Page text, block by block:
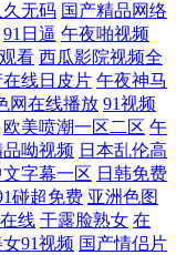
久无码 国产精品网络
91日逼 午夜啪视频
看 西瓜影院视频全
在线日皮片 午夜神马
网在线播放 91视频
欧美喷潮一区二区 午
品呦视频 日本乱伦高
文字幕一区 日韩免费
碰超免费 亚洲色图
线 干露脸熟女 在
91视频 国产情侣片